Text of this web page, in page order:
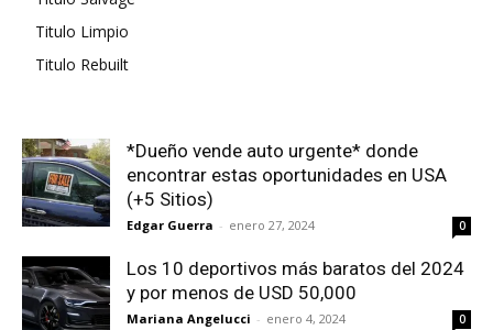
Titulo Limpio
Titulo Rebuilt
*Dueño vende auto urgente* donde
encontrar estas oportunidades en USA
(+5 Sitios)
Edgar Guerra - enero 27, 2024 0
Los 10 deportivos más baratos del 2024
y por menos de USD 50,000
Mariana Angelucci - enero 4, 2024 0